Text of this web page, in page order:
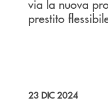
via la nuova
prestito
23 DIC 2024